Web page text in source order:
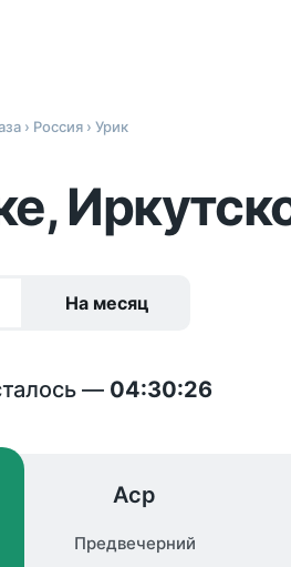
› Россия › Урик
На месяц
— 04:30:26
Аср
Предвечерний